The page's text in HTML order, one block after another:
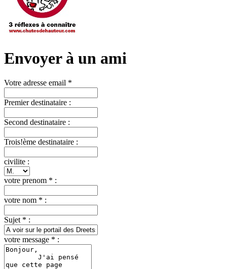
Envoyer à un ami
Votre adresse email *
Premier destinataire :
Second destinataire :
Trois!ème destinataire :
civilite :
votre prenom * :
votre nom * :
Sujet * :
votre message * :